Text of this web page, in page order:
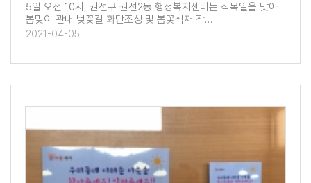
5일 오전 10시, 권선구 권선2동 행정복지센터는 식목일을 맞아
봄맞이 관내 벚꽃길 화단조성 및 봄꽃식재 작…
2021-04-05